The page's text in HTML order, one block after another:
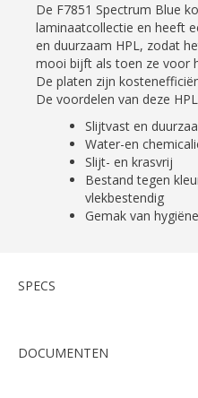
De F7851 Spectrum Blue
laminaatcollectie en heeft
en duurzaam HPL, zodat
mooi bijft als toen ze voor
De platen zijn
De voordelen van deze
Slijtvast en
Water-en
Slijt- en krasvrij
Bestand tegen
vlekbestendig
Gemak van
SPECS
DOCUMENTEN